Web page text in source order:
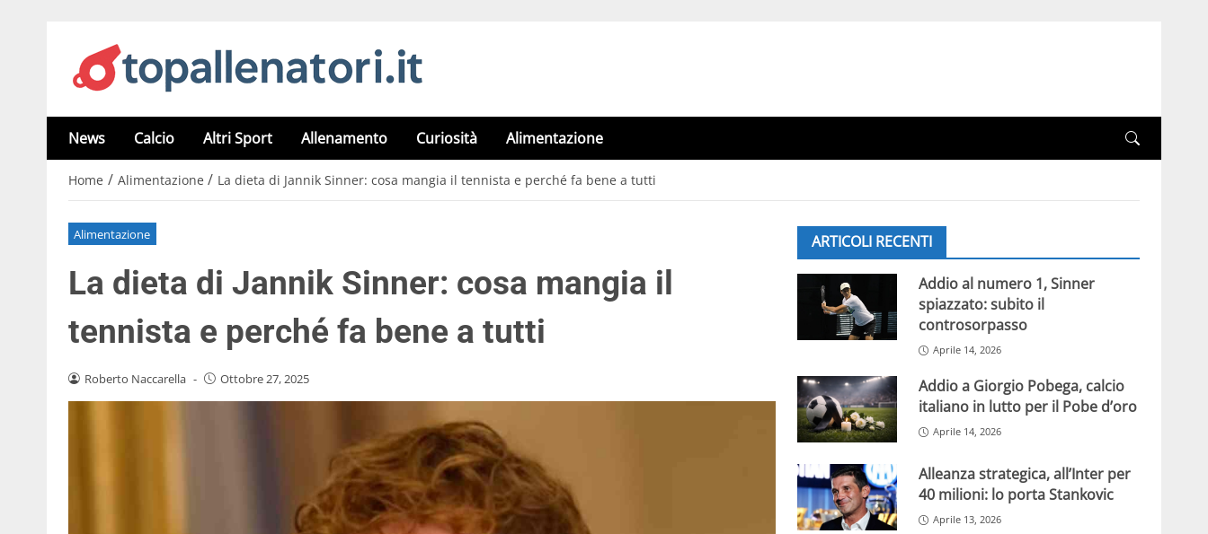
News Calcio Altri Sport Allenamento Curiosità Alimentazione
Home / Alimentazione / La dieta di Jannik Sinner: cosa mangia il tennista e perché fa bene a tutti
Alimentazione
La dieta di Jannik Sinner: cosa mangia il
tennista e perché fa bene a tutti
Roberto Naccarella - Ottobre 27, 2025
ARTICOLI RECENTI
Addio al numero 1, Sinner
spiazzato: subito il
controsorpasso
Aprile 14, 2026
Addio a Giorgio Pobega, calcio
italiano in lutto per il Pobe d’oro
Aprile 14, 2026
Alleanza strategica, all’Inter per
40 milioni: lo porta Stankovic
Aprile 13, 2026